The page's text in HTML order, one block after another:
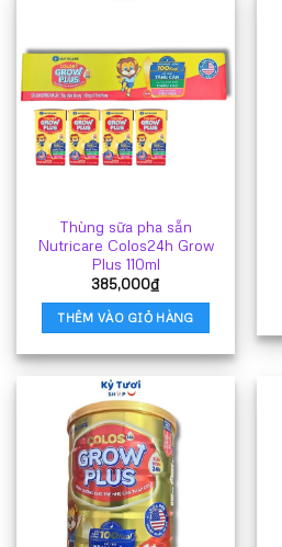
Thùng sữa pha sẵn
Nutricare Colos24h Grow
Plus 110ml
385,000₫
THÊM VÀO GIỎ HÀNG